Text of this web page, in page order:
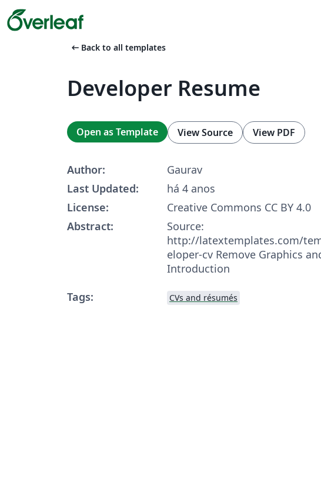
arrow_left_alt Back to all templates
Developer Resume
Open as Template View Source View PDF
Author:
Gaurav
Last Updated:
há 4 anos
License:
Creative Commons CC BY 4.0
Abstract:
Source:
http://latextemplates.com/
eloper-cv Remove Graphics
Introduction
Tags:
CVs and résumés